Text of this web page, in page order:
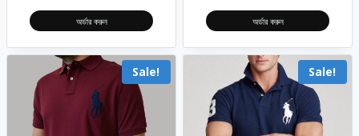
অর্ডার করুন অর্ডার করুন
Sale! Sale!